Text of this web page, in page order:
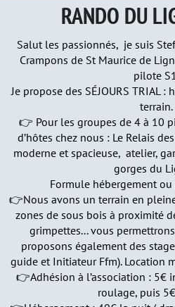
RANDO DU
Salut les passionnés, je suis
Crampons de St Maurice de
pilote
Je propose des SÉJOURS TRIAL :
terrain.
👉 Pour les groupes de 4 à 10
d’hôtes chez nous : Le Relais
moderne et spacieuse, atelier,
gorges du
Formule hébergement
👉Nous avons un terrain en
zones de sous bois à proximité
grimpettes... vous
proposons également des
guide et Initiateur Ffm). Location
👉Adhésion à l’association : 5€
roulage, puis